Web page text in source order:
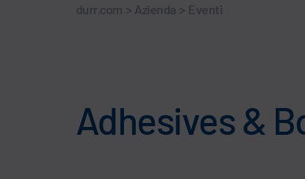
durr.com > Azienda > Eventi
Adhesives &